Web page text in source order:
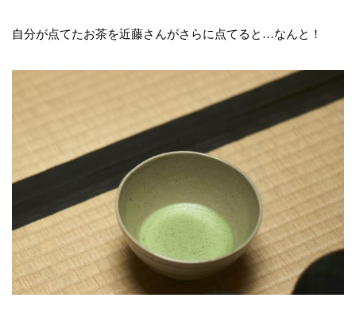
自分が点てたお茶を近藤さんがさらに点てると…なんと！